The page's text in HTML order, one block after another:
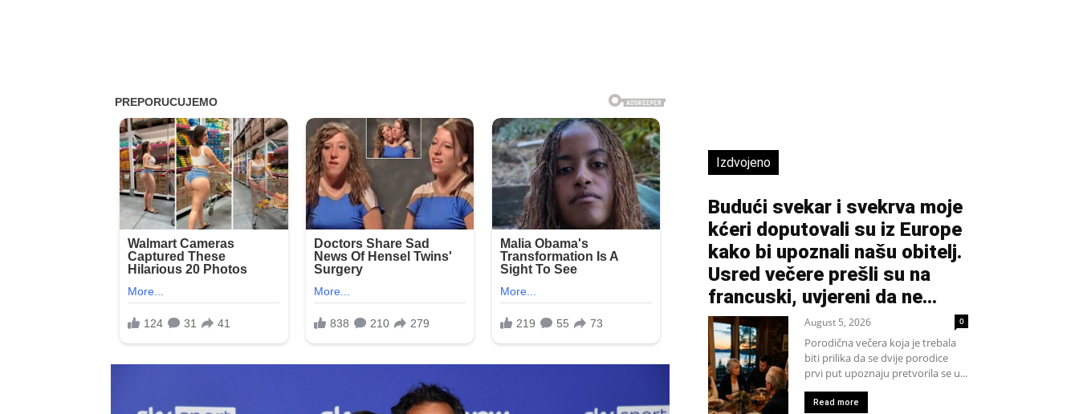
Izdvojeno
Budući svekar i svekrva moje
kćeri doputovali su iz Europe
kako bi upoznali našu obitelj.
Usred večere prešli su na
francuski, uvjereni da ne...
August 5, 2026 0
Porodična večera koja je trebala
biti prilika da se dvije porodice
prvi put upoznaju pretvorila se u...
Read more